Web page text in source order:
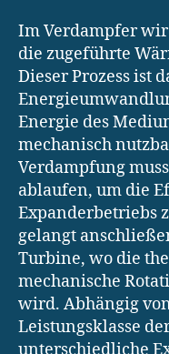
Im Verdampfer
die zugeführte
Dieser Prozess ist
Energie des
mechanisch
Verdampfung
ablaufen, um die
Expanderbetriebs
gelangt
Turbine, wo die
mechanische
wird. Abhängig
Leistungsklasse